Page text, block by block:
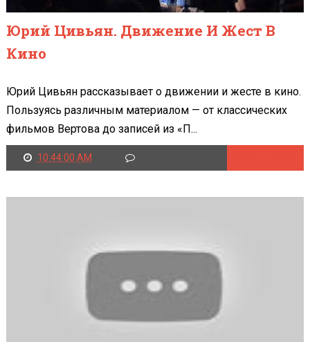
Юрий Цивьян. Движение И Жест В
Кино
Юрий Цивьян рассказывает о движении и жесте в кино.
Пользуясь различным материалом — от классических
фильмов Вертова до записей из «П...
10:44:00 AM